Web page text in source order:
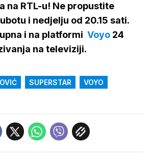
na RTL-u! Ne propustite
i nedjelju od 20.15 sati.
i na platformi Voyo 24
na televiziji.
SUPERSTAR
VOYO